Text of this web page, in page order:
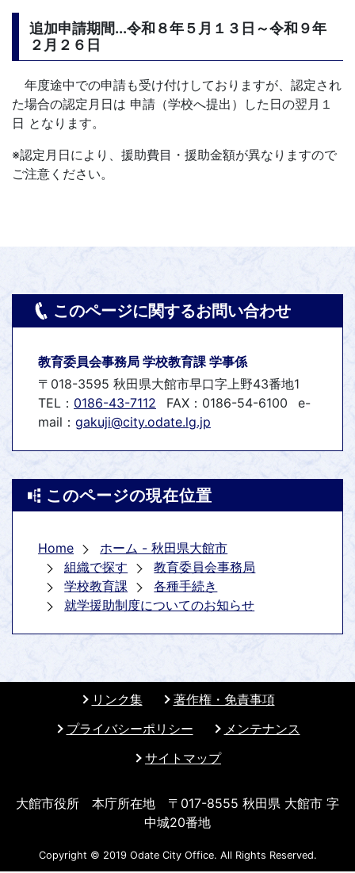
追加申請期間...令和８年５月１３日～令和９年
２月２６日
年度途中での申請も受け付けしておりますが、認定され
た場合の認定月日は 申請（学校へ提出）した日の翌月１
日 となります。
※認定月日により、援助費目・援助金額が異なりますので
ご注意ください。
このページに関するお問い合わせ
教育委員会事務局 学校教育課 学事係
〒018-3595 秋田県大館市早口字上野43番地1
TEL： 0186-43-7112 FAX：0186-54-6100
e-
mail： gakuji@city.odate.lg.jp
このページの現在位置
Home
ホーム - 秋田県大館市
組織で探す
教育委員会事務局
学校教育課
各種手続き
就学援助制度についてのお知らせ
リンク集
著作権・免責事項
プライバシーポリシー
メンテナンス
サイトマップ
大館市役所 本庁所在地 〒017-8555 秋田県 大館市 字
中城20番地
Copyright © 2019 Odate City Office. All Rights Reserved.